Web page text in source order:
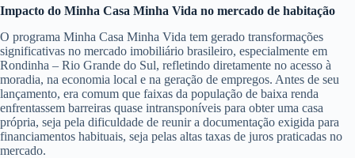
Impacto do Minha Casa Minha Vida no mercado de habitação
O programa Minha Casa Minha Vida tem gerado transformações
significativas no mercado imobiliário brasileiro, especialmente em
Rondinha – Rio Grande do Sul, refletindo diretamente no acesso à
moradia, na economia local e na geração de empregos. Antes de seu
lançamento, era comum que faixas da população de baixa renda
enfrentassem barreiras quase intransponíveis para obter uma casa
própria, seja pela dificuldade de reunir a documentação exigida para
financiamentos habituais, seja pelas altas taxas de juros praticadas no
mercado.